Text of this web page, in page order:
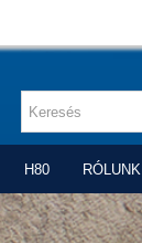
H80 RÓLUNK